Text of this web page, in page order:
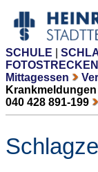
SCHULE
FOTOSTRECKEN
Mittagessen
040 428 891-199